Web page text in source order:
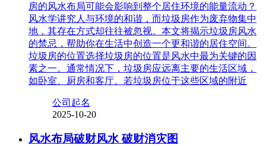
房的风水布局可能会影响到整个居住环境的能量流动？
风水学讲究人与环境的和谐，而垃圾房作为废弃物集中
地，其存在方式却往往被忽视。本文将揭示垃圾房风水
的禁忌，帮助你在生活中创造一个更和谐的居住空间。
垃圾房的位置选择垃圾房的位置是风水中最为关键的因
素之一。通常情况下，垃圾房应远离主要的生活区域，
如卧室、厨房和客厅。若垃圾房位于这些区域的附近
公司起名
2025-10-20
风水布局破财风水 破财消灾图